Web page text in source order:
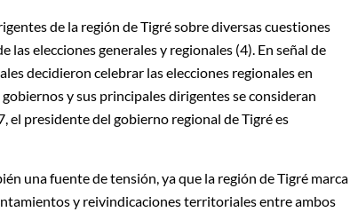
de la región de Tigré sobre diversas cuestiones
elecciones generales y regionales (4). En señal de
decidieron celebrar las elecciones regionales en
y sus principales dirigentes se consideran
el presidente del gobierno regional de Tigré es
una fuente de tensión, ya que la región de Tigré marca
y reivindicaciones territoriales entre ambos